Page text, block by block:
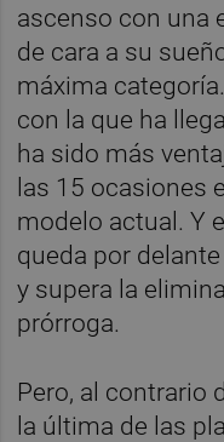
ascenso con una
de cara a su
máxima
con la que ha
ha sido más
las 15 ocasiones
modelo actual. Y
queda por
y supera la
prórroga.
Pero, al contrario
la última de las